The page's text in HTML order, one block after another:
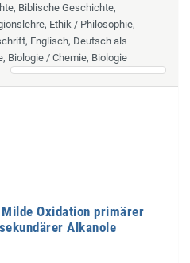
Biblische Geschichte,
Ethik / Philosophie,
Englisch, Deutsch als
Biologie / Chemie, Biologie
Oxidation primärer
Alkanole